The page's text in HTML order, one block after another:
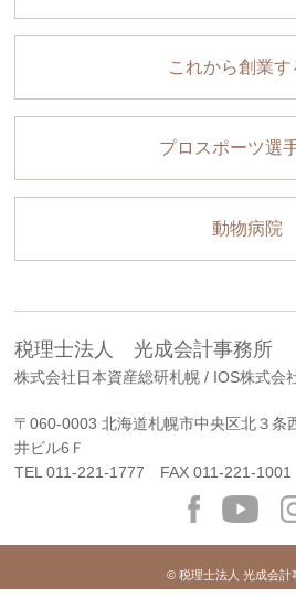
これから創業す
プロスポーツ選
動物病院
税理士法人 光成会計事務所
株式会社日本資産総研札幌 / IOS株式会
〒060-0003 北海道札幌市中央区北３条
井ビル6Ｆ
TEL011-221-1777 FAX 011-221-1001
© 税理士法人 光成会計